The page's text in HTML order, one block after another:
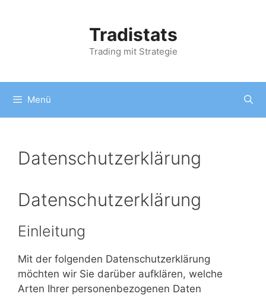
Tradistats
Trading mit Strategie
Menü
Datenschutzerklärung
Datenschutzerklärung
Einleitung
Mit der folgenden Datenschutzerklärung
möchten wir Sie darüber aufklären, welche
Arten Ihrer personenbezogenen Daten